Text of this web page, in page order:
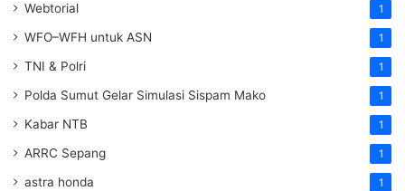
Webtorial 1
WFO–WFH untuk ASN 1
TNI & Polri 1
Polda Sumut Gelar Simulasi Sispam Mako 1
Kabar NTB 1
ARRC Sepang 1
astra honda 1